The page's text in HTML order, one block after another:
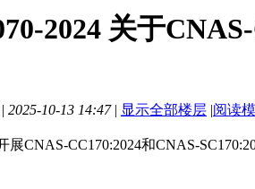
2024 关于
| 2025-10-13 14:47 | 显示全部楼层 |阅读
展CNAS-CC170:2024和CNAS-